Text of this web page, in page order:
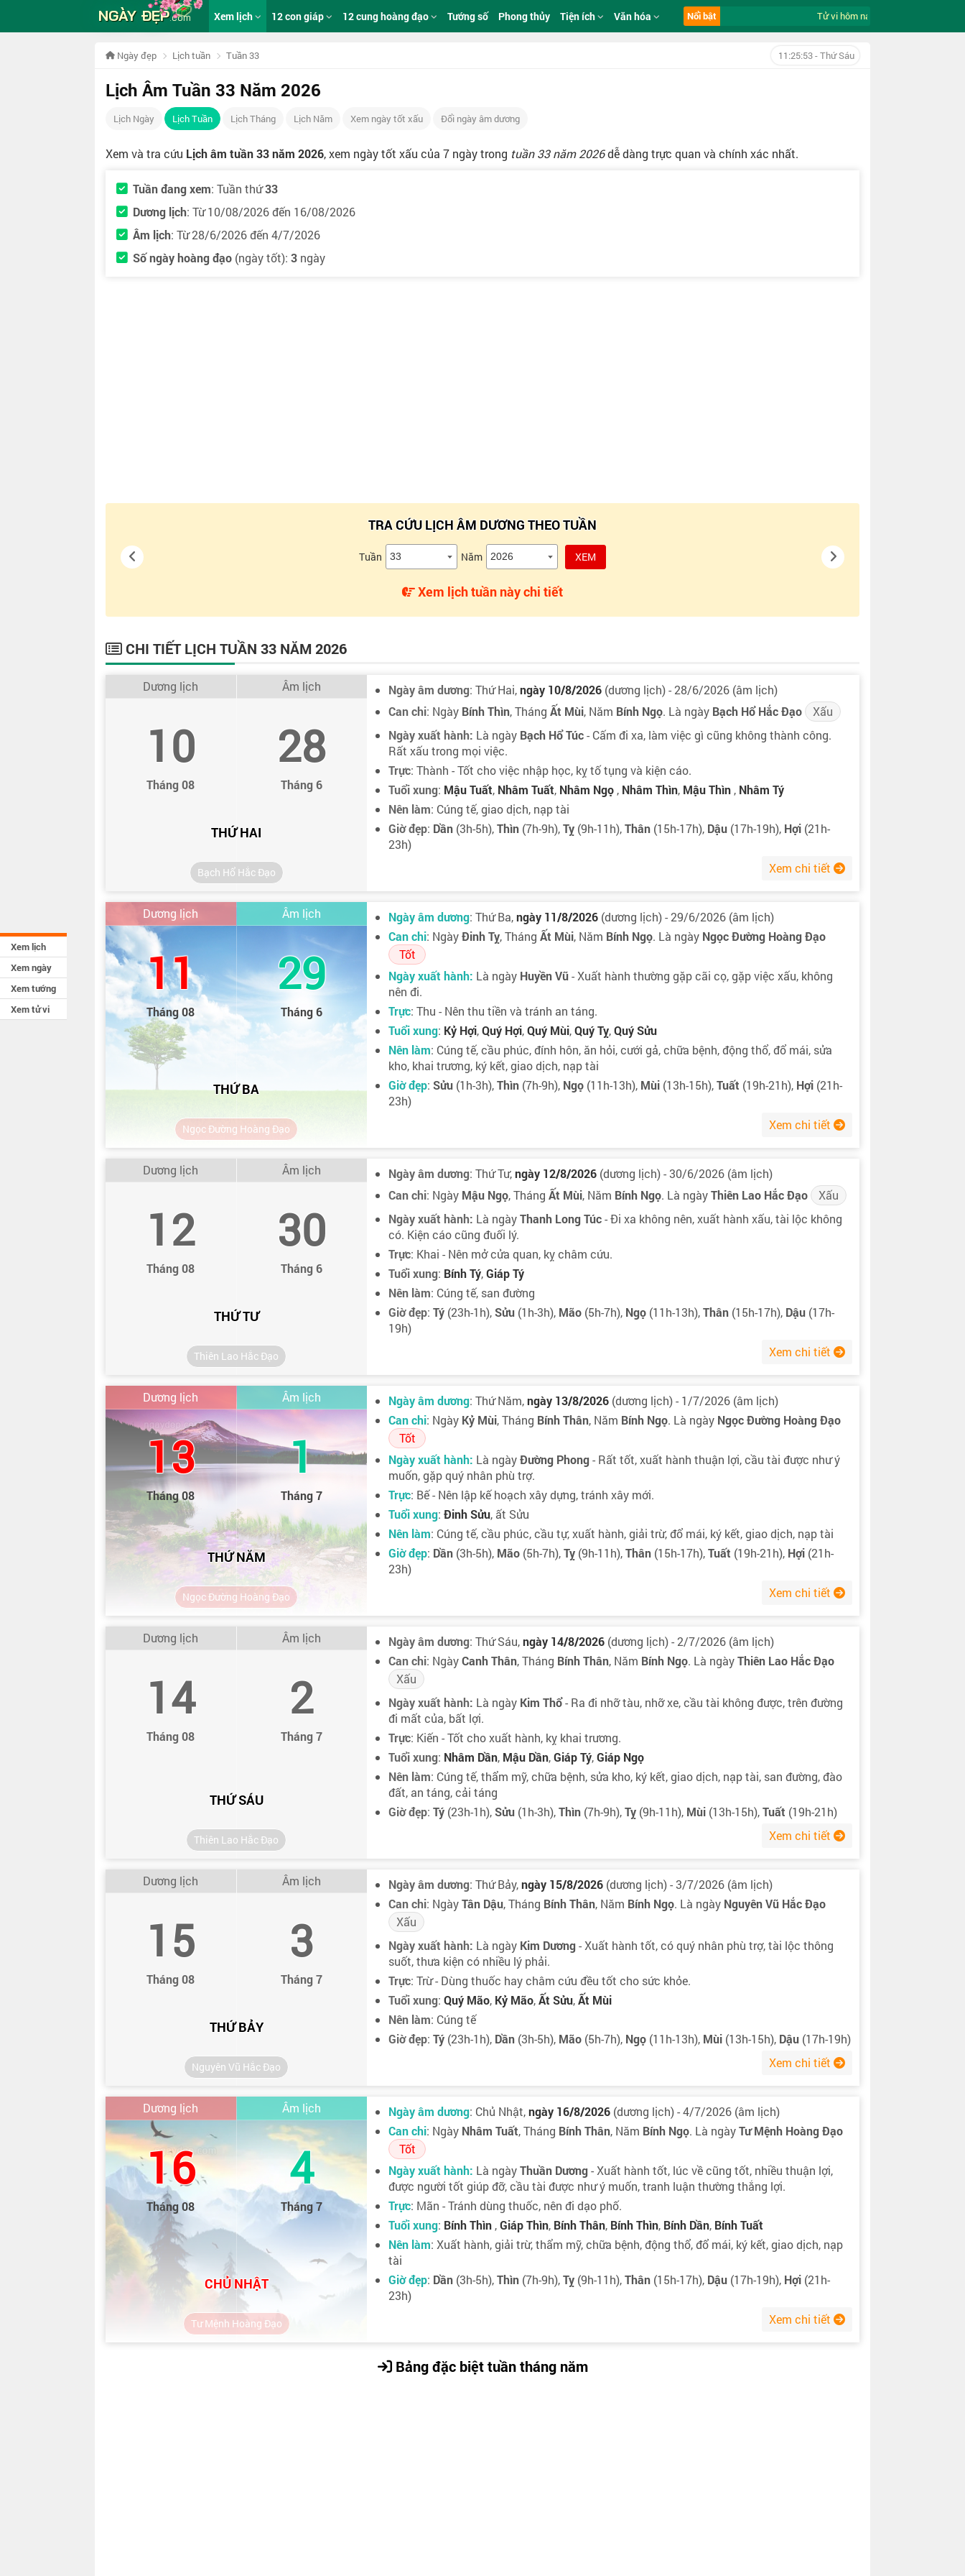
Xem lịch
Xem ngày
Xem tướng
Xem tử vi
NGÀY ĐẸP.com Xem lịch 12 con giáp 12 cung hoàng đạo Tướng số Phong thủy Tiện ích Văn hóa Nổi bật Tử vi hôm nay ngày 7/8/2026 của 12
Ngày đẹp Lịch tuần Tuần 33 11:25:55- Thứ Sáu
Lịch Âm Tuần 33 Năm 2026
Lịch Ngày Lịch Tuần Lịch Tháng Lịch Năm Xem ngày tốt xấu Đổi ngày âm dương
Xem và tra cứu Lịch âm tuần 33 năm 2026, xem ngày tốt xấu của 7 ngày trong tuần 33 năm 2026dễ dàng trực quan và chính xác nhất.
Tuần đang xem: Tuần thứ33
Dương lịch: Từ 10/08/2026 đến 16/08/2026
Âm lịch: Từ 28/6/2026 đến 4/7/2026
Số ngày hoàng đạo (ngày tốt): 3 ngày
TRA CỨU LỊCH ÂM DƯƠNG THEO TUẦN
Tuần Năm XEM
Xem lịch tuần này chi tiết
CHI TIẾT LỊCH TUẦN 33 NĂM 2026
Dương lịch
10
Tháng 08
Âm lịch
28
Tháng 6
THỨ HAI
Bạch Hổ Hắc Đạo
Ngày âm dương: Thứ Hai,ngày 10/8/2026 (dương lịch) - 28/6/2026 (âm lịch)
Can chi: Ngày Bính Thìn, Tháng Ất Mùi, Năm Bính Ngọ. Là ngày Bạch Hổ Hắc Đạo
Xấu
Ngày xuất hành: Là ngày Bạch Hổ Túc- Cấm đi xa, làm việc gì cũng không thành công.
Rất xấu trong mọi việc.
Trực: Thành - Tốt cho việc nhập học, kỵ tố tụng và kiện cáo.
Tuổi xung: Mậu Tuất, Nhâm Tuất, Nhâm Ngọ , Nhâm Thìn, Mậu Thìn , Nhâm Tý
Nên làm: Cúng tế, giao dịch, nạp tài
Giờ đẹp: Dần (3h-5h),Thìn (7h-9h),Tỵ (9h-11h),Thân (15h-17h), Dậu (17h-19h), Hợi (21h-
23h)
Xem chi tiết
Dương lịch
11
Tháng 08
Âm lịch
29
Tháng 6
THỨ BA
Ngọc Đường Hoàng Đạo
Ngày âm dương: Thứ Ba,ngày 11/8/2026 (dương lịch) - 29/6/2026 (âm lịch)
Can chi: NgàyĐinh Tỵ, Tháng Ất Mùi, Năm Bính Ngọ. Là ngày Ngọc Đường Hoàng Đạo
Tốt
Ngày xuất hành: Là ngày Huyền Vũ- Xuất hành thường gặp cãi cọ, gặp việc xấu, không
nên đi.
Trực: Thu - Nên thu tiền và tránh an táng.
Tuổi xung: Kỷ Hợi,Quý Hợi,Quý Mùi,Quý Tỵ,Quý Sửu
Nên làm: Cúng tế, cầu phúc, đính hôn, ăn hỏi, cưới gả, chữa bệnh, động thổ, đổ mái, sửa
kho, khai trương, ký kết, giao dịch, nạp tài
Giờ đẹp: Sửu (1h-3h),Thìn (7h-9h), Ngọ (11h-13h), Mùi (13h-15h),Tuất (19h-21h), Hợi (21h-
23h)
Xem chi tiết
Dương lịch
12
Tháng 08
Âm lịch
30
Tháng 6
THỨ TƯ
Thiên Lao Hắc Đạo
Ngày âm dương: Thứ Tư,ngày 12/8/2026 (dương lịch) - 30/6/2026 (âm lịch)
Can chi: Ngày Mậu Ngọ, Tháng Ất Mùi, Năm Bính Ngọ. Là ngàyThiên Lao Hắc Đạo
Xấu
Ngày xuất hành: Là ngàyThanh Long Túc- Đi xa không nên, xuất hành xấu, tài lộc không
có. Kiện cáo cũng đuối lý.
Trực: Khai - Nên mở cửa quan, kỵ châm cứu.
Tuổi xung: Bính Tý,Giáp Tý
Nên làm: Cúng tế, san đường
Giờ đẹp: Tý (23h-1h),Sửu (1h-3h), Mão (5h-7h), Ngọ (11h-13h),Thân (15h-17h), Dậu (17h-
19h)
Xem chi tiết
Dương lịch
13
Tháng 08
Âm lịch
1
Tháng 7
THỨ NĂM
Ngọc Đường Hoàng Đạo
Ngày âm dương: Thứ Năm,ngày 13/8/2026 (dương lịch) - 1/7/2026 (âm lịch)
Can chi: Ngày Kỷ Mùi, Tháng Bính Thân, Năm Bính Ngọ. Là ngày Ngọc Đường Hoàng Đạo
Tốt
Ngày xuất hành: Là ngàyĐường Phong- Rất tốt, xuất hành thuận lợi, cầu tài được như ý
muốn, gặp quý nhân phù trợ.
Trực: Bế - Nên lập kế hoạch xây dựng, tránh xây mới.
Tuổi xung: Đinh Sửu, ất Sửu
Nên làm: Cúng tế, cầu phúc, cầu tự, xuất hành, giải trừ, đổ mái, ký kết, giao dịch, nạp tài
Giờ đẹp: Dần (3h-5h), Mão (5h-7h),Tỵ (9h-11h),Thân (15h-17h),Tuất (19h-21h), Hợi (21h-
23h)
Xem chi tiết
Dương lịch
14
Tháng 08
Âm lịch
2
Tháng 7
THỨ SÁU
Thiên Lao Hắc Đạo
Ngày âm dương: Thứ Sáu,ngày 14/8/2026 (dương lịch) - 2/7/2026 (âm lịch)
Can chi: NgàyCanh Thân, Tháng Bính Thân, Năm Bính Ngọ. Là ngàyThiên Lao Hắc Đạo
Xấu
Ngày xuất hành: Là ngày Kim Thổ- Ra đi nhỡ tàu, nhỡ xe, cầu tài không được, trên đường
đi mất của, bất lợi.
Trực: Kiến - Tốt cho xuất hành, kỵ khai trương.
Tuổi xung: Nhâm Dần, Mậu Dần,Giáp Tý,Giáp Ngọ
Nên làm: Cúng tế, thẩm mỹ, chữa bệnh, sửa kho, ký kết, giao dịch, nạp tài, san đường, đào
đất, an táng, cải táng
Giờ đẹp: Tý (23h-1h),Sửu (1h-3h),Thìn (7h-9h),Tỵ (9h-11h), Mùi (13h-15h),Tuất (19h-21h)
Xem chi tiết
Dương lịch
15
Tháng 08
Âm lịch
3
Tháng 7
THỨ BẢY
Nguyên Vũ Hắc Đạo
Ngày âm dương: Thứ Bảy,ngày 15/8/2026 (dương lịch) - 3/7/2026 (âm lịch)
Can chi: NgàyTân Dậu, Tháng Bính Thân, Năm Bính Ngọ. Là ngày Nguyên Vũ Hắc Đạo
Xấu
Ngày xuất hành: Là ngày Kim Dương- Xuất hành tốt, có quý nhân phù trợ, tài lộc thông
suốt, thưa kiện có nhiều lý phải.
Trực: Trừ - Dùng thuốc hay châm cứu đều tốt cho sức khỏe.
Tuổi xung: Quý Mão, Kỷ Mão,Ất Sửu,Ất Mùi
Nên làm: Cúng tế
Giờ đẹp: Tý (23h-1h), Dần (3h-5h), Mão (5h-7h), Ngọ (11h-13h), Mùi (13h-15h), Dậu (17h-19h)
Xem chi tiết
Dương lịch
16
Tháng 08
Âm lịch
4
Tháng 7
CHỦ NHẬT
Tư Mệnh Hoàng Đạo
Ngày âm dương: Chủ Nhật,ngày 16/8/2026 (dương lịch) - 4/7/2026 (âm lịch)
Can chi: Ngày Nhâm Tuất, Tháng Bính Thân, Năm Bính Ngọ. Là ngàyTư Mệnh Hoàng Đạo
Tốt
Ngày xuất hành: Là ngàyThuần Dương- Xuất hành tốt, lúc về cũng tốt, nhiều thuận lợi,
được người tốt giúp đỡ, cầu tài được như ý muốn, tranh luận thường thắng lợi.
Trực: Mãn - Tránh dùng thuốc, nên đi dạo phố.
Tuổi xung: Bính Thìn ,Giáp Thìn, Bính Thân, Bính Thìn, Bính Dần, Bính Tuất
Nên làm: Xuất hành, giải trừ, thẩm mỹ, chữa bệnh, động thổ, đổ mái, ký kết, giao dịch, nạp
tài
Giờ đẹp: Dần (3h-5h),Thìn (7h-9h),Tỵ (9h-11h),Thân (15h-17h), Dậu (17h-19h), Hợi (21h-
23h)
Xem chi tiết
Bảng đặc biệt tuần tháng năm